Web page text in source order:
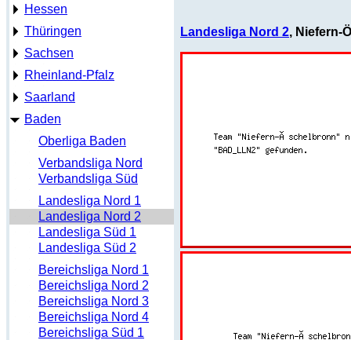
Hessen
Thüringen
Sachsen
Rheinland-Pfalz
Saarland
Baden
Oberliga Baden
Verbandsliga Nord
Verbandsliga Süd
Landesliga Nord 1
Landesliga Nord 2
Landesliga Süd 1
Landesliga Süd 2
Bereichsliga Nord 1
Bereichsliga Nord 2
Bereichsliga Nord 3
Bereichsliga Nord 4
Bereichsliga Süd 1
Landesliga Nord 2, Niefern-